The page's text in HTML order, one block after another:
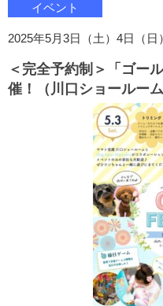
イベント
2025年5月3日（土）4日（日）
＜完全予約制＞「ゴー
催！（川口ショールーム